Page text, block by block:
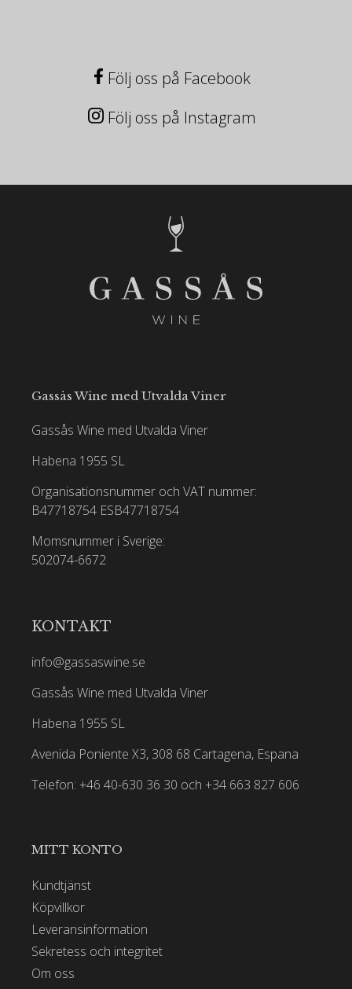
Följ oss på Facebook
Följ oss på Instagram
Gassås Wine med Utvalda Viner
Gassås Wine med Utvalda Viner
Habena 1955 SL
Organisationsnummer och VAT nummer:
B47718754 ESB47718754
Momsnummer i Sverige:
502074-6672
KONTAKT
info@gassaswine.se
Gassås Wine med Utvalda Viner
Habena 1955 SL
Avenida Poniente X3, 308 68 Cartagena, Espana
Telefon: +46 40-630 36 30 och +34 663 827 606
MITT KONTO
Kundtjänst
Köpvillkor
Leveransinformation
Sekretess och integritet
Om oss